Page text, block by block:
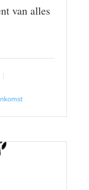
van alles